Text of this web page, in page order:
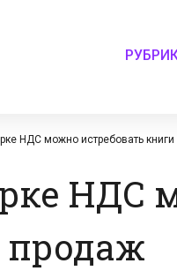
НДС можно истребовать
НДС
продаж